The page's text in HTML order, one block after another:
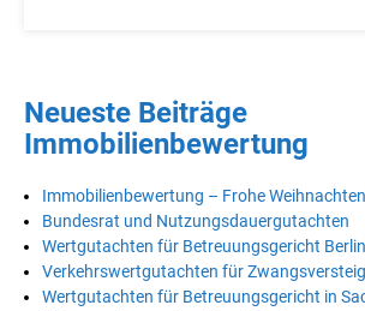
Neueste Beiträge
Immobilienbewertung
Immobilienbewertung – Frohe
Bundesrat und Nutzungsdauergutachten
Wertgutachten für Betreuungsgericht Berlin
Verkehrswertgutachten für
Wertgutachten für Betreuungsgericht in